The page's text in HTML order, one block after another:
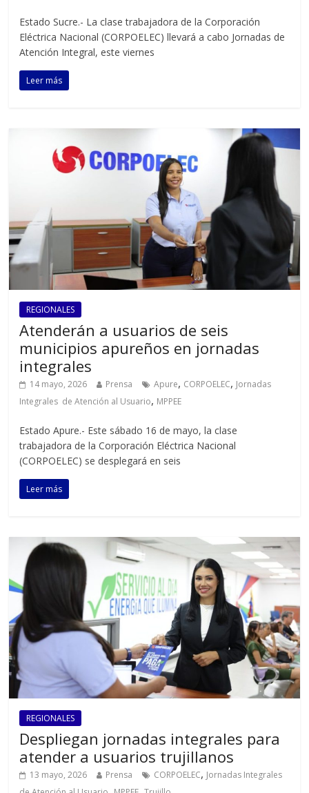
Estado Sucre.- La clase trabajadora de la Corporación
Eléctrica Nacional (CORPOELEC) llevará a cabo Jornadas de
Atención Integral, este viernes
Leer más
REGIONALES
Atenderán a usuarios de seis
municipios apureños en jornadas
integrales
14 mayo, 2026 Prensa Apure, CORPOELEC, Jornadas
Integrales de Atención al Usuario, MPPEE
Estado Apure.- Este sábado 16 de mayo, la clase
trabajadora de la Corporación Eléctrica Nacional
(CORPOELEC) se desplegará en seis
Leer más
REGIONALES
Despliegan jornadas integrales para
atender a usuarios trujillanos
13 mayo, 2026 Prensa CORPOELEC, Jornadas Integrales